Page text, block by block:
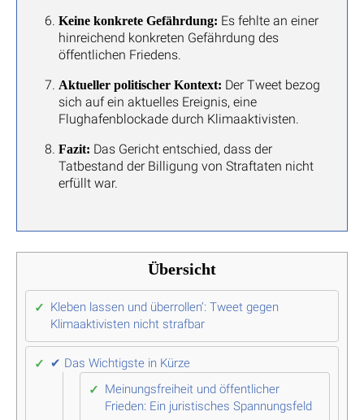
Keine konkrete Gefährdung: Es fehlte an einer
hinreichend konkreten Gefährdung des
öffentlichen Friedens.
Aktueller politischer Kontext: Der Tweet bezog
sich auf ein aktuelles Ereignis, eine
Flughafenblockade durch Klimaaktivisten.
Fazit: Das Gericht entschied, dass der
Tatbestand der Billigung von Straftaten nicht
erfüllt war.
Übersicht
Kleben lassen und überrollen‘: Tweet gegen
Klimaaktivisten nicht strafbar
✔ Das Wichtigste in Kürze
Meinungsfreiheit und öffentlicher
Frieden: Ein juristisches Spannungsfeld